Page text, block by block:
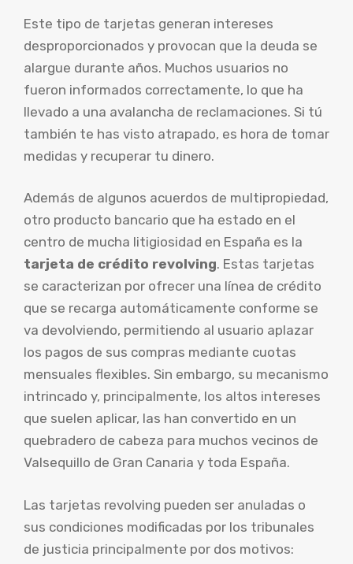
Este tipo de tarjetas generan intereses
desproporcionados y provocan que la deuda se
alargue durante años. Muchos usuarios no
fueron informados correctamente, lo que ha
llevado a una avalancha de reclamaciones. Si tú
también te has visto atrapado, es hora de tomar
medidas y recuperar tu dinero.
Además de algunos acuerdos de multipropiedad,
otro producto bancario que ha estado en el
centro de mucha litigiosidad en España es la
tarjeta de crédito revolving. Estas tarjetas
se caracterizan por ofrecer una línea de crédito
que se recarga automáticamente conforme se
va devolviendo, permitiendo al usuario aplazar
los pagos de sus compras mediante cuotas
mensuales flexibles. Sin embargo, su mecanismo
intrincado y, principalmente, los altos intereses
que suelen aplicar, las han convertido en un
quebradero de cabeza para muchos vecinos de
Valsequillo de Gran Canaria y toda España.
Las tarjetas revolving pueden ser anuladas o
sus condiciones modificadas por los tribunales
de justicia principalmente por dos motivos: